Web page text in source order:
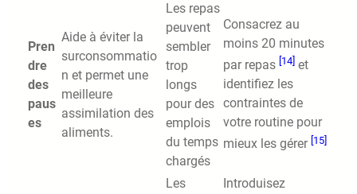
Pren
dre
des
paus
es
Aide à éviter la
surconsommatio
n et permet une
meilleure
assimilation des
aliments.
Les repas
peuvent
sembler
trop
longs
pour des
emplois
du temps
chargés
Consacrez au
moins 20 minutes
par repas [14] et
identifiez les
contraintes de
votre routine pour
mieux les gérer [15]
Les
Introduisez